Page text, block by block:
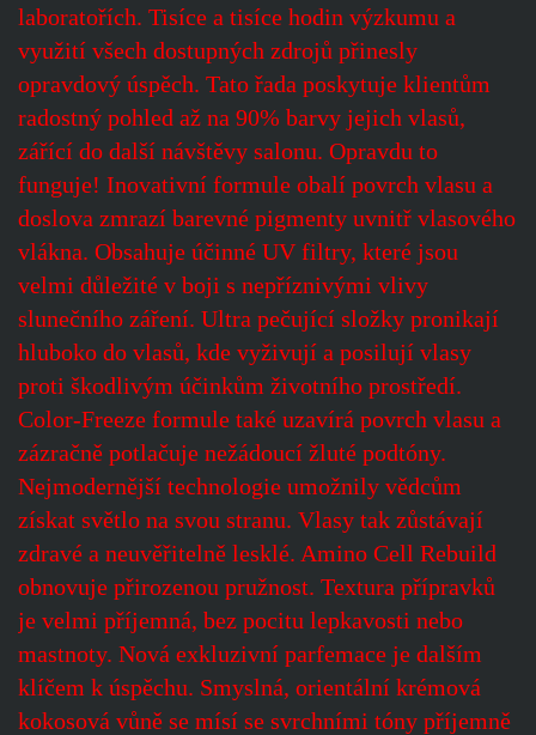
laboratořích. Tisíce a tisíce hodin výzkumu a
využití všech dostupných zdrojů přinesly
opravdový úspěch. Tato řada poskytuje klientům
radostný pohled až na 90% barvy jejich vlasů,
zářící do další návštěvy salonu. Opravdu to
funguje! Inovativní formule obalí povrch vlasu a
doslova zmrazí barevné pigmenty uvnitř vlasového
vlákna. Obsahuje účinné UV filtry, které jsou
velmi důležité v boji s nepříznivými vlivy
slunečního záření. Ultra pečující složky pronikají
hluboko do vlasů, kde vyživují a posilují vlasy
proti škodlivým účinkům životního prostředí.
Color-Freeze formule také uzavírá povrch vlasu a
zázračně potlačuje nežádoucí žluté podtóny.
Nejmodernější technologie umožnily vědcům
získat světlo na svou stranu. Vlasy tak zůstávají
zdravé a neuvěřitelně lesklé. Amino Cell Rebuild
obnovuje přirozenou pružnost. Textura přípravků
je velmi příjemná, bez pocitu lepkavosti nebo
mastnoty. Nová exkluzivní parfemace je dalším
klíčem k úspěchu. Smyslná, orientální krémová
kokosová vůně se mísí se svrchními tóny příjemně